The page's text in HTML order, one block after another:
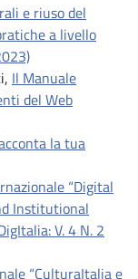
e riuso del
a livello
Il Manuale
del Web
la tua
“Digital
Institutional
V. 4 N. 2
“CulturaItalia e